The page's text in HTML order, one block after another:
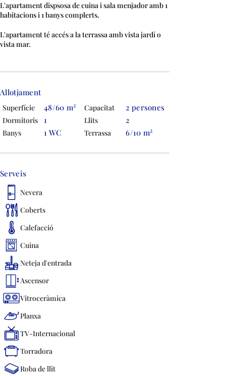
L'apartament dispsosa de cuina i sala menjador amb 1
habitacions i 1 banys complerts.
L'apartament té accés a la terrassa amb vista jardí o
vista mar.
Allotjament
Superfície 48/60 m2 Capacitat 2 persones
Dormitoris 1 Llits 2
Banys 1 WC Terrassa 6/10 m2
Serveis
Nevera
Coberts
Calefacció
Cuina
Neteja d'entrada
Ascensor
Vitroceràmica
Planxa
TV-Internacional
Torradora
Roba de llit